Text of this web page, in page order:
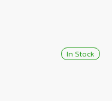
In Stock